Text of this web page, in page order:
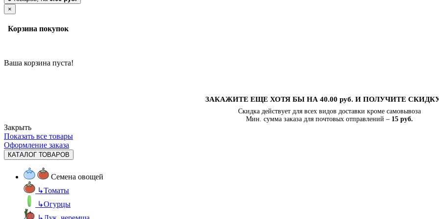
×
Корзина покупок
Ваша корзина пуста!
ЗАКАЖИТЕ ЕЩЕ ХОТЯ БЫ НА 40.00 руб. И ПОЛУЧИТЕ
Скидка действует для всех видов доставки кроме самовывоза
Мин. сумма заказа для почтовых отправлений – 15 руб.
Закрыть
Показать все товары
Оформление заказа
КАТАЛОГ ТОВАРОВ
Семена овощей
↳Томаты
↳Огурцы